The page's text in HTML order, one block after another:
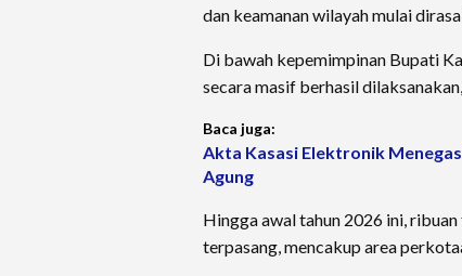
dan keamanan wilayah mulai
Di bawah kepemimpinan Bupati
secara masif berhasil
Baca juga:
Akta Kasasi Elektronik
Agung
Hingga awal tahun 2026 ini,
terpasang, mencakup area